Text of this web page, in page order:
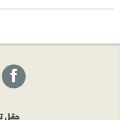
حمّل